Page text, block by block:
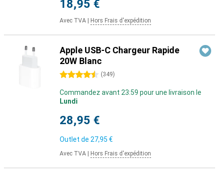
18,95 €
Avec TVA Hors Frais d'expédition
Apple USB-C Chargeur Rapide
20W Blanc
4.5 étoiles (349)
Commandez avant 23:59 pour une livraison le
Lundi
28,95 €
Outlet de 27,95 €
Avec TVA Hors Frais d'expédition